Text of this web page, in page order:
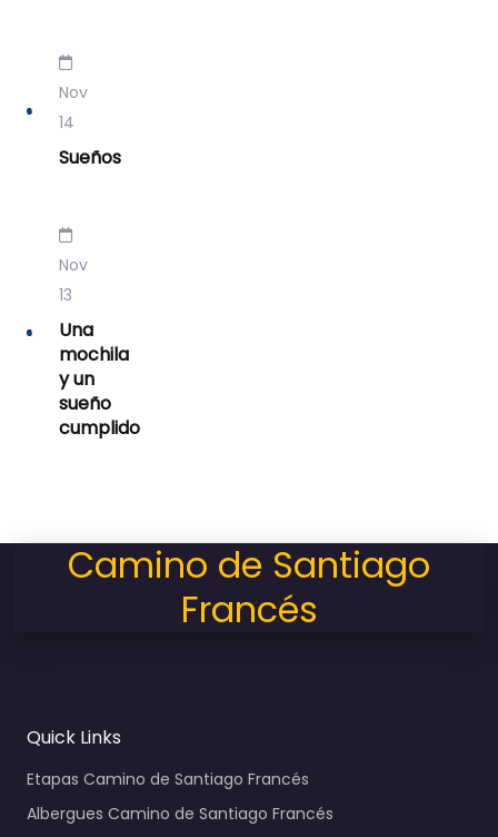
Nov
14
Sueños
Nov
13
Una
mochila
y un
sueño
cumplido
Camino de Santiago
Francés
Quick Links
Etapas Camino de Santiago Francés
Albergues Camino de Santiago Francés